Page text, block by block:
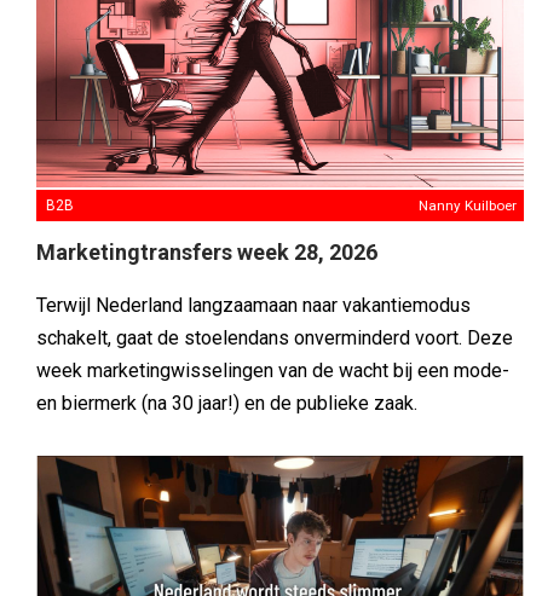
B2B Nanny Kuilboer
Marketingtransfers week 28, 2026
Terwijl Nederland langzaamaan naar vakantiemodus
schakelt, gaat de stoelendans onverminderd voort. Deze
week marketingwisselingen van de wacht bij een mode-
en biermerk (na 30 jaar!) en de publieke zaak.